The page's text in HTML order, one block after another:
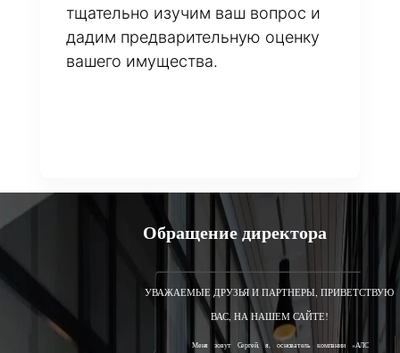
тщательно изучим ваш вопрос и
дадим предварительную оценку
вашего имущества.
Обращение директора
УВАЖАЕМЫЕ ДРУЗЬЯ И ПАРТНЕРЫ, ПРИВЕТСТВУЮ
ВАС, НА НАШЕМ САЙТЕ!
Меня зовут Сергей, я, основатель компании «АЛС